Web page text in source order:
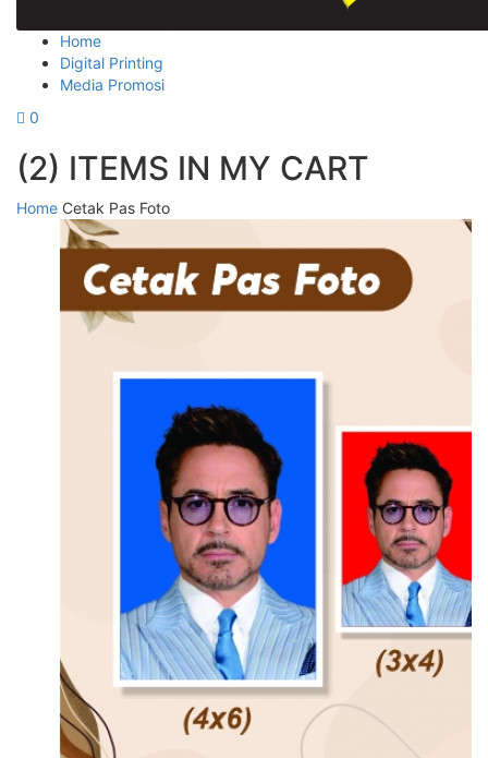
Home
Digital Printing
Media Promosi
0
(2) ITEMS IN MY CART
Home Cetak Pas Foto